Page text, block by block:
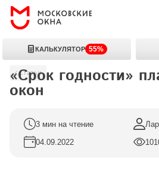
КАЛЬКУЛЯТОР 55%
Статьи
«Срок годности»
окон
04.09.2022
3 мин на чтение